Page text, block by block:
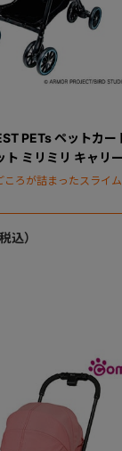
PETs ペットカー
ミリミリ キャリー
ろが詰まったスライ